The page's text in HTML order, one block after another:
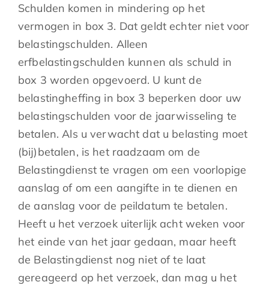
Schulden komen in mindering op het
vermogen in box 3. Dat geldt echter niet voor
belastingschulden. Alleen
erfbelastingschulden kunnen als schuld in
box 3 worden opgevoerd. U kunt de
belastingheffing in box 3 beperken door uw
belastingschulden voor de jaarwisseling te
betalen. Als u verwacht dat u belasting moet
(bij)betalen, is het raadzaam om de
Belastingdienst te vragen om een voorlopige
aanslag of om een aangifte in te dienen en
de aanslag voor de peildatum te betalen.
Heeft u het verzoek uiterlijk acht weken voor
het einde van het jaar gedaan, maar heeft
de Belastingdienst nog niet of te laat
gereageerd op het verzoek, dan mag u het